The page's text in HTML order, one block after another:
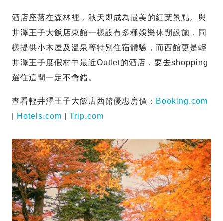
酒店座落在森林裡，秋天即成為最美的紅葉景點。與
井澤王子大飯店東館一樣設有多種娛樂休閒設施，同
樣提供小木屋及溫泉等特別住宿體驗，而西館更是輕
井澤王子度假村中最近Outlet的酒店，要去shopping
選住這間一定不會錯。
查看輕井澤王子大飯店西館優惠房價： Booking.com
Hotels.com Trip.com